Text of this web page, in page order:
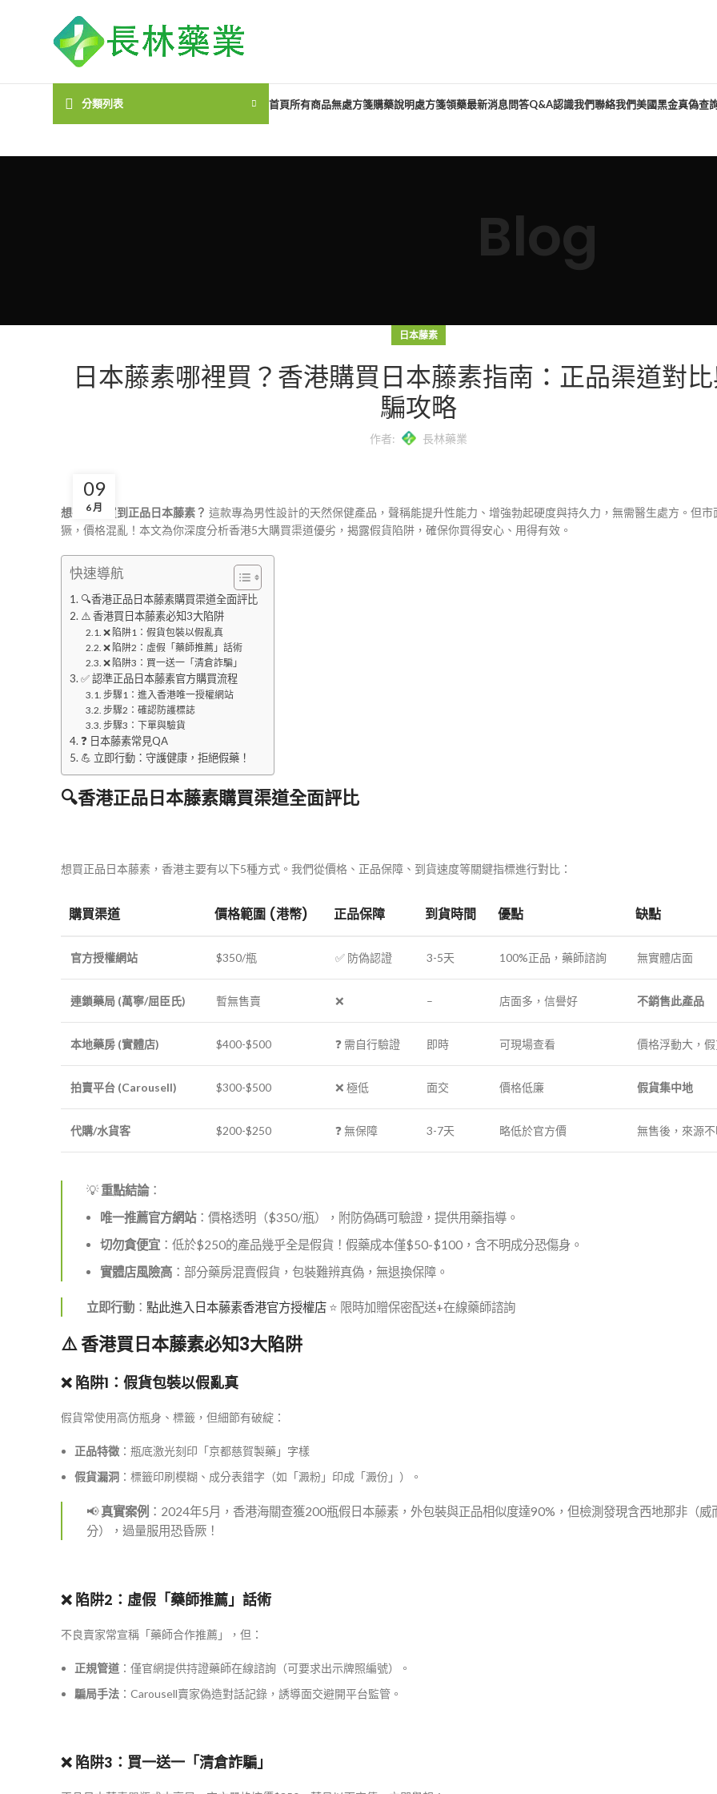
分類列表 首頁所有商品無處方箋購藥說明處方箋領藥最新消息問答Q&A認識我們聯絡我們美國黑金真偽查
Blog
日本藤素
日本藤素哪裡買？香港購買日本藤素指南：正品渠道對
騙攻略
作者: 長林藥業
09
6 月
想在香港買到正品日本藤素？ 這款專為男性設計的天然保健產品，聲稱能提升性能力、增強勃起硬度與持久力，無需醫生處方。但市
獗，價格混亂！本文為你深度分析香港5大購買渠道優劣，揭露假貨陷阱，確保你買得安心、用得有效。
快速導航
🔍香港正品日本藤素購買渠道全面評比
⚠️ 香港買日本藤素必知3大陷阱
❌ 陷阱1：假貨包裝以假亂真
❌ 陷阱2：虛假「藥師推薦」話術
❌ 陷阱3：買一送一「清倉詐騙」
✅ 認準正品日本藤素官方購買流程
步驟1：進入香港唯一授權網站
步驟2：確認防護標誌
步驟3：下單與驗貨
❓ 日本藤素常見QA
💪 立即行動：守護健康，拒絕假藥！
🔍香港正品日本藤素購買渠道全面評比
想買正品日本藤素，香港主要有以下5種方式。我們從價格、正品保障、到貨速度等關鍵指標進行對比：
購買渠道 價格範圍 (港幣) 正品保障 到貨時間 優點 缺點
官方授權網站 $350/瓶 ✅ 防偽認證 3-5天 100%正品，藥師諮詢 無實體店面
連鎖藥局 (萬寧/屈臣氏) 暫無售賣 ❌ – 店面多，信譽好 不銷售此產品
本地藥房 (實體店) $400-$500 ❓ 需自行驗證 即時 可現場查看 價格浮動大，
拍賣平台 (Carousell) $300-$500 ❌ 極低 面交 價格低廉 假貨集中地
代購/水貨客 $200-$250 ❓ 無保障 3-7天 略低於官方價 無售後，來源
💡重點結論：
唯一推薦官方網站：價格透明（$350/瓶），附防偽碼可驗證，提供用藥指導。
切勿貪便宜 ：低於$250的產品幾乎全是假貨！假藥成本僅$50-$100，含不明成分恐傷身。
實體店風險高 ：部分藥房混賣假貨，包裝難辨真偽，無退換保障。
立即行動 ： 點此進入日本藤素香港官方授權店 ⭐ 限時加贈保密配送+在線藥師諮詢
⚠️ 香港買日本藤素必知3大陷阱
❌ 陷阱1：假貨包裝以假亂真
假貨常使用高仿瓶身、標籤，但細節有破綻：
正品特徵 ：瓶底激光刻印「京都慈賀製藥」字樣
假貨漏洞 ：標籤印刷模糊、成分表錯字（如「澱粉」印成「澱份」）。
📢真實案例 ：2024年5月，香港海關查獲200瓶假日本藤素，外包裝與正品相似度達90%，但檢測發現含西地那非（威
分），過量服用恐昏厥！
❌ 陷阱2：虛假「藥師推薦」話術
不良賣家常宣稱「藥師合作推薦」，但：
正規管道 ：僅官網提供持證藥師在線諮詢（可要求出示牌照編號）。
騙局手法 ：Carousell賣家偽造對話記錄，誘導面交避開平台監管。
❌ 陷阱3：買一送一「清倉詐騙」